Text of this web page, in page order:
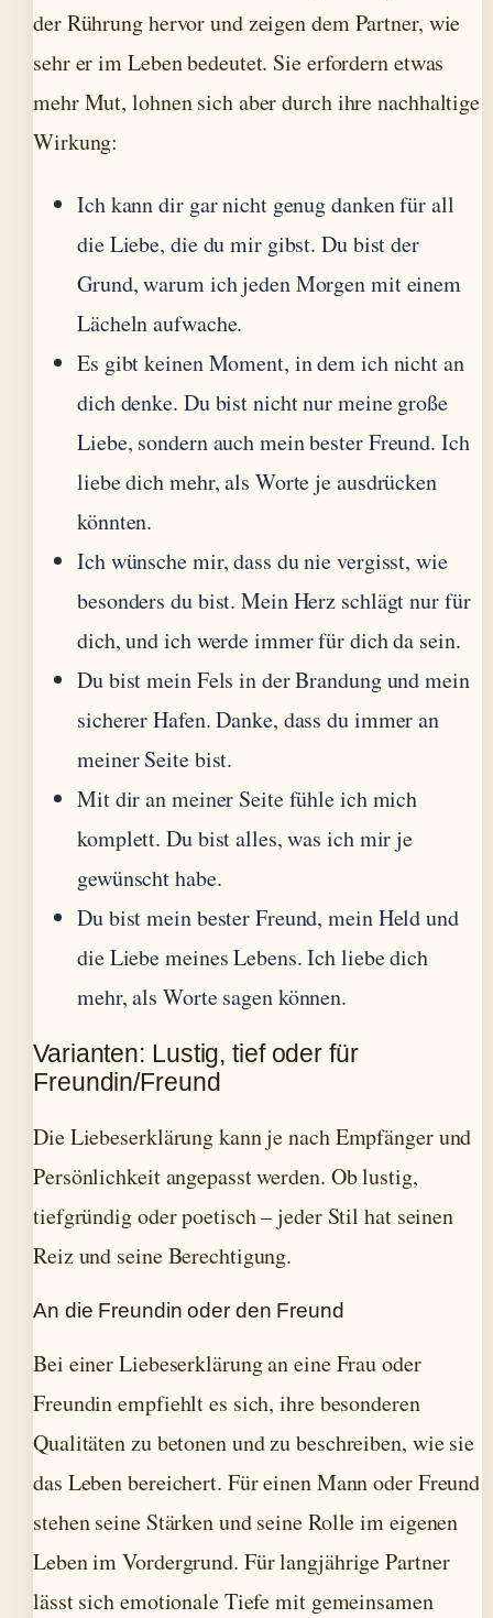
der Rührung hervor und zeigen dem Partner, wie
sehr er im Leben bedeutet. Sie erfordern etwas
mehr Mut, lohnen sich aber durch ihre nachhaltige
Wirkung:
Ich kann dir gar nicht genug danken für all
die Liebe, die du mir gibst. Du bist der
Grund, warum ich jeden Morgen mit einem
Lächeln aufwache.
Es gibt keinen Moment, in dem ich nicht an
dich denke. Du bist nicht nur meine große
Liebe, sondern auch mein bester Freund. Ich
liebe dich mehr, als Worte je ausdrücken
könnten.
Ich wünsche mir, dass du nie vergisst, wie
besonders du bist. Mein Herz schlägt nur für
dich, und ich werde immer für dich da sein.
Du bist mein Fels in der Brandung und mein
sicherer Hafen. Danke, dass du immer an
meiner Seite bist.
Mit dir an meiner Seite fühle ich mich
komplett. Du bist alles, was ich mir je
gewünscht habe.
Du bist mein bester Freund, mein Held und
die Liebe meines Lebens. Ich liebe dich
mehr, als Worte sagen können.
Varianten: Lustig, tief oder für
Freundin/Freund
Die Liebeserklärung kann je nach Empfänger und
Persönlichkeit angepasst werden. Ob lustig,
tiefgründig oder poetisch – jeder Stil hat seinen
Reiz und seine Berechtigung.
An die Freundin oder den Freund
Bei einer Liebeserklärung an eine Frau oder
Freundin empfiehlt es sich, ihre besonderen
Qualitäten zu betonen und zu beschreiben, wie sie
das Leben bereichert. Für einen Mann oder Freund
stehen seine Stärken und seine Rolle im eigenen
Leben im Vordergrund. Für langjährige Partner
lässt sich emotionale Tiefe mit gemeinsamen